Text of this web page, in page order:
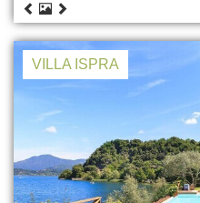
VILLA ISPRA